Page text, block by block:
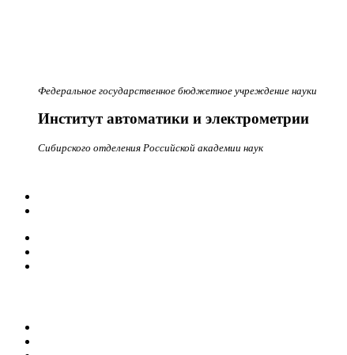
Федеральное государственное бюджетное учреждение науки
Институт автоматики и электрометрии
Сибирского отделения Российской академии наук